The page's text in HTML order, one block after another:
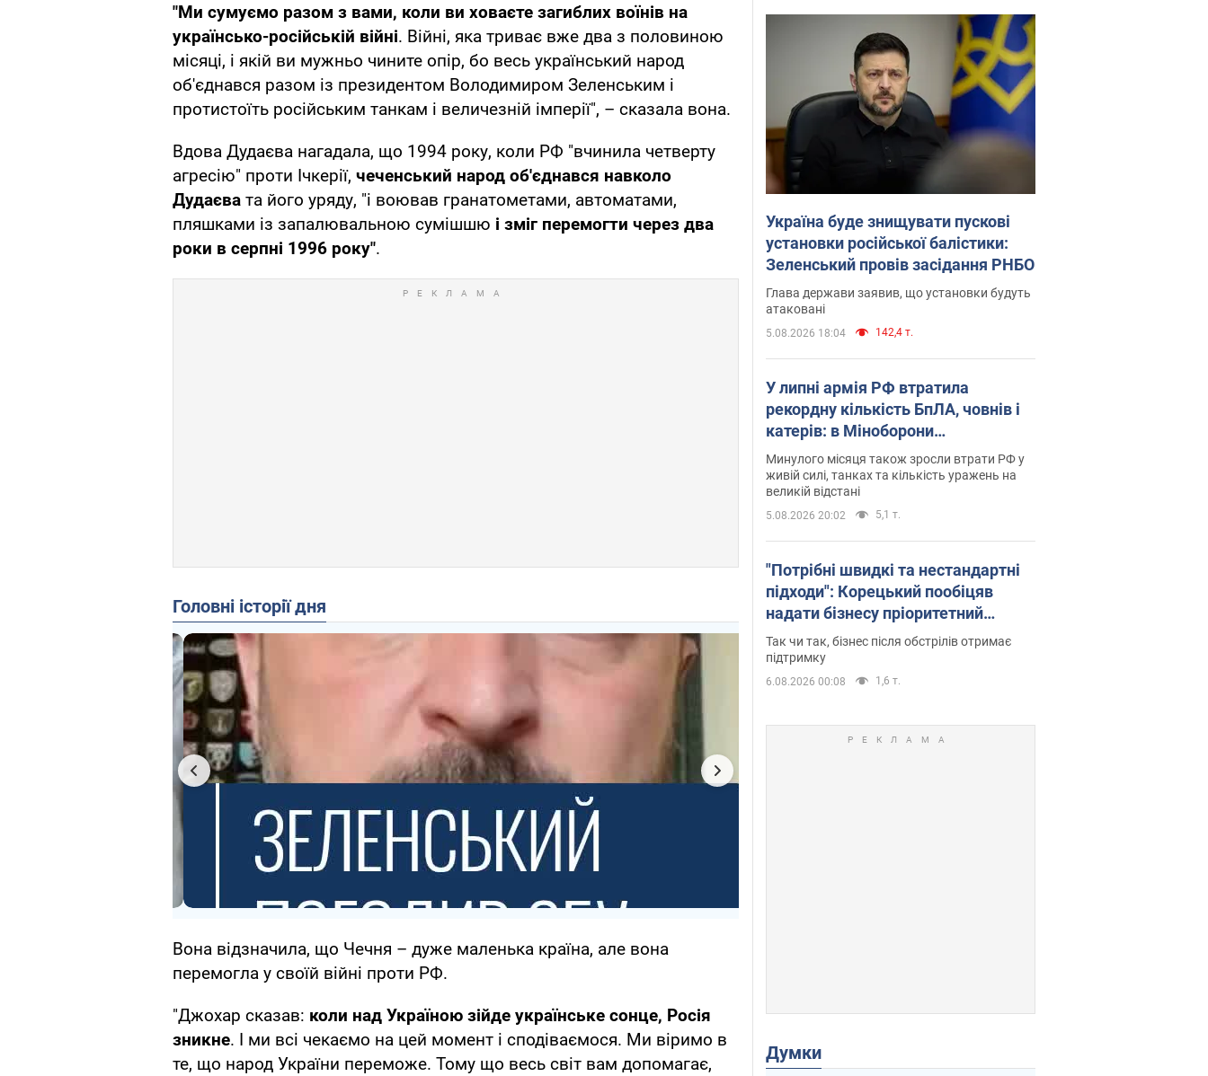
"Ми сумуємо разом з вами, коли ви ховаєте загиблих воїнів на
українсько-російській війні. Війні, яка триває вже два з половиною
місяці, і якій ви мужньо чините опір, бо весь український народ
об'єднався разом із президентом Володимиром Зеленським і
протистоїть російським танкам і величезній імперії", – сказала вона.
Вдова Дудаєва нагадала, що 1994 року, коли РФ "вчинила четверту
агресію" проти Ічкерії, чеченський народ об'єднався навколо
Дудаєва та його уряду, "і воював гранатометами, автоматами,
пляшками із запалювальною сумішшю і зміг перемогти через два
роки в серпні 1996 року".
Головні історії дня
Вона відзначила, що Чечня – дуже маленька країна, але вона
перемогла у своїй війні проти РФ.
"Джохар сказав: коли над Україною зійде українське сонце, Росія
зникне. І ми всі чекаємо на цей момент і сподіваємося. Ми віримо в
те, що народ України переможе. Тому що весь світ вам допомагає,
Україна буде знищувати пускові
установки російської балістики:
Зеленський провів засідання РНБО
Глава держави заявив, що установки будуть
атаковані
5.08.2026 18:04 142,4 т.
У липні армія РФ втратила
рекордну кількість БпЛА, човнів і
катерів: в Міноборони
оприлюднили статистику
Минулого місяця також зросли втрати РФ у
живій силі, танках та кількість уражень на
великій відстані
5.08.2026 20:02 5,1 т.
"Потрібні швидкі та нестандартні
підходи": Корецький пообіцяв
надати бізнесу пріоритетний
доступ до наявних складських
приміщень
Так чи так, бізнес після обстрілів отримає
підтримку
6.08.2026 00:08 1,6 т.
Думки